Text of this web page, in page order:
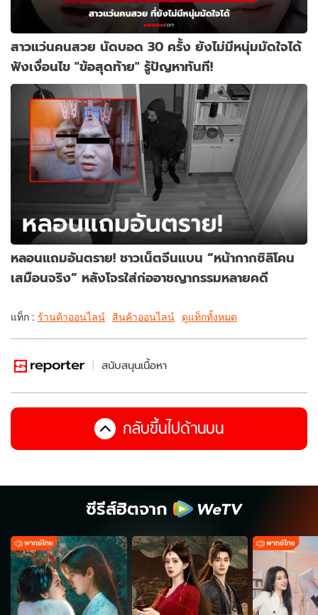
สาวแว่นคนสวย นัดบอด 30 ครั้ง ยังไม่มีหนุ่มมัดใจได้
ฟังเงื่อนไข "ข้อสุดท้าย" รู้ปัญหาทันที!
หลอนแถมอันตราย! ชาวเน็ตจีนแบน “หน้ากากซิลิโคน
เสมือนจริง” หลังโจรใส่ก่ออาชญากรรมหลายคดี
แท็ก : ร้านค้าออนไลน์ สินค้าออนไลน์ ดูแท็กทั้งหมด
สนับสนุนเนื้อหา
กลับขึ้นไปด้านบน
ซีรีส์ฮิตจาก